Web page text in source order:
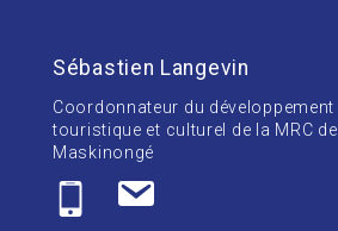
Sébastien Langevin
Coordonnateur du développement
touristique et culturel de la MRC de
Maskinongé